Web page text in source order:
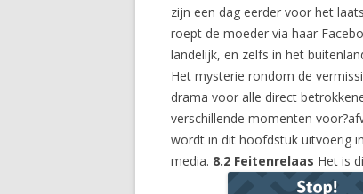
zijn een dag eerder voor het
roept de moeder via haar
landelijk, en zelfs in het
Het mysterie rondom de
drama voor alle direct
verschillende momenten
wordt in dit hoofdstuk uitvoerig
media. 8.2 Feitenrelaas Het is